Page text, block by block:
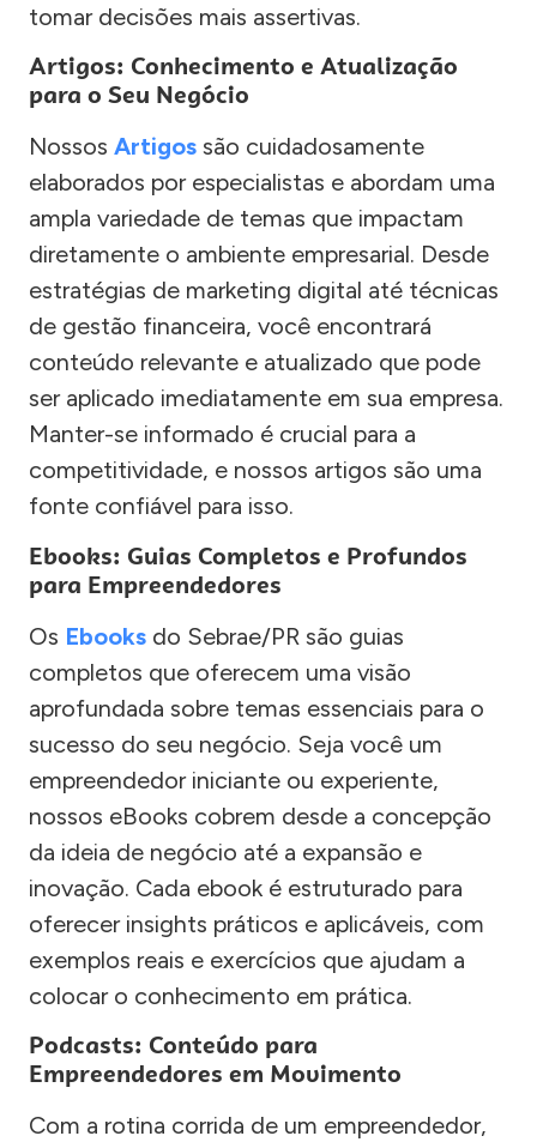
tomar decisões mais assertivas.
Artigos: Conhecimento e Atualização
para o Seu Negócio
Nossos Artigos são cuidadosamente
elaborados por especialistas e abordam uma
ampla variedade de temas que impactam
diretamente o ambiente empresarial. Desde
estratégias de marketing digital até técnicas
de gestão financeira, você encontrará
conteúdo relevante e atualizado que pode
ser aplicado imediatamente em sua empresa.
Manter-se informado é crucial para a
competitividade, e nossos artigos são uma
fonte confiável para isso.
Ebooks: Guias Completos e Profundos
para Empreendedores
Os Ebooks do Sebrae/PR são guias
completos que oferecem uma visão
aprofundada sobre temas essenciais para o
sucesso do seu negócio. Seja você um
empreendedor iniciante ou experiente,
nossos eBooks cobrem desde a concepção
da ideia de negócio até a expansão e
inovação. Cada ebook é estruturado para
oferecer insights práticos e aplicáveis, com
exemplos reais e exercícios que ajudam a
colocar o conhecimento em prática.
Podcasts: Conteúdo para
Empreendedores em Movimento
Com a rotina corrida de um empreendedor,